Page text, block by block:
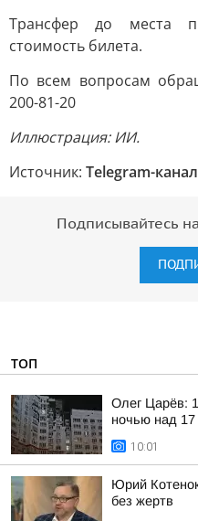
Трансфер до места
стоимость билета.
По всем вопросам
200-81-20
Иллюстрация: ИИ.
Источник: Telegram-
Подписывайтесь
ТОП
Олег Царёв:
ночью над
10:01
Юрий
без жертв